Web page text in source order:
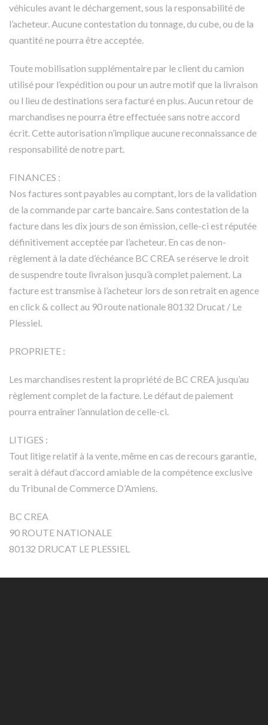
véhicules avant le déchargement, sous la responsabilité de
l’acheteur. Aucune contestation du tonnage, du cube, ou de la
quantité ne pourra être acceptée.
Toute mobilisation supplémentaire par le client du camion
utilisé pour l’expédition ou pour un autre motif que la livraison
ou l lieu de destinations sera facturé en plus. Aucun retour de
marchandises ne pourra être effectuée sans notre accord
écrit. Cette autorisation n’implique aucune reconnaissance de
responsabilité de notre part.
FINANCES :
Nos factures sont payables au comptant, lors de la validation
de la commande par carte bancaire. Sans contestation de la
facture dans les dix jours de son émission, celle-ci est réputée
définitivement acceptée par l’acheteur. En cas de non-
règlement à la date d’échéance BC CREA se réserve le droit
de suspendre toute livraison jusqu’à complet paiement. La
facture est transmise à l’acheteur lors de son retrait en agence
en click & collect au 90 route nationale 80132 Drucat / Le
Plessiel.
PROPRIETE :
Les marchandises restent la propriété de BC CREA jusqu’au
règlement complet de la facture. Le défaut de paiement
pourra entraîner l’annulation de celle-ci.
LITIGES :
Tout litige relatif à la vente, même en cas de recours garantie,
serait à défaut d’accord amiable de la compétence exclusive
du Tribunal de Commerce D’Amiens.
BC CREA
90 ROUTE NATIONALE
80132 DRUCAT LE PLESSIEL